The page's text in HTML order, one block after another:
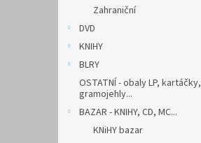
Zahraniční
DVD
KNIHY
BLRY
OSTATNÍ - obaly LP, kartáčky,
gramojehly...
BAZAR - KNIHY, CD, MC...
KNiHY bazar